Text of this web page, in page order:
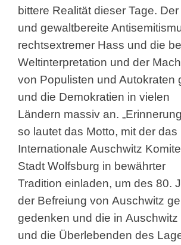
bittere Realität dieser Tage.
und gewaltbereite
rechtsextremer Hass und die
Weltinterpretation und der
von Populisten und Autokraten
und die Demokratien in vielen
Ländern massiv an.
so lautet das Motto, mit der das
Internationale Auschwitz
Stadt Wolfsburg in bewährter
Tradition einladen, um des 80.
der Befreiung von Auschwitz
gedenken und die in Auschwitz
und die Überlebenden des